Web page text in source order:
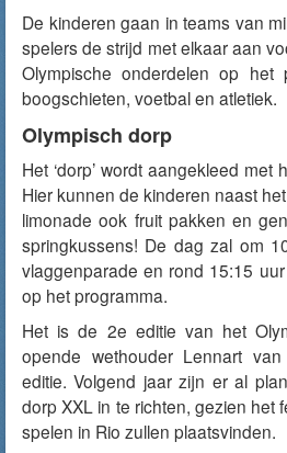
De kinderen gaan in teams van
spelers de strijd met elkaar aan
Olympische onderdelen op het
boogschieten, voetbal en atletiek.
Olympisch dorp
Het ‘dorp’ wordt aangekleed met
Hier kunnen de kinderen naast
limonade ook fruit pakken en
springkussens! De dag zal om
vlaggenparade en rond 15:15
op het programma.
Het is de 2e editie van het
opende wethouder Lennart
editie. Volgend jaar zijn er al
dorp XXL in te richten, gezien het
spelen in Rio zullen plaatsvinden.